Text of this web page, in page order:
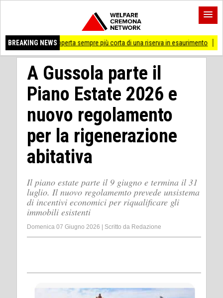
BREAKING NEWS
coperta sempre più corta di una riserva in esaurimento Cremona
A Gussola parte il
Piano Estate 2026 e
nuovo regolamento
per la rigenerazione
abitativa
Il piano estate parte il 9 giugno e termina il 31
luglio. Il nuovo regolamemto prevede unsistema
di incentivi economici per riqualificare gli
immobili esistenti
Domenica 07 Giugno 2026 Scritto da Redazione